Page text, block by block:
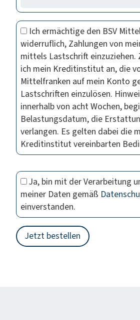
Ich ermächtige den BSV
widerruflich, Zahlungen von
mittels Lastschrift einzuziehen.
ich mein Kreditinstitut an, die
Mittelfranken auf mein Konto
Lastschriften einzulösen.
innerhalb von acht Wochen,
Belastungsdatum, die
verlangen. Es gelten dabei die
Kreditinstitut vereinbarten
Ja, bin mit der Verarbeitung
meiner Daten gemäß
einverstanden.